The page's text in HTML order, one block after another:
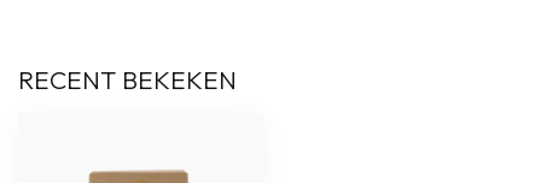
RECENT BEKEKEN